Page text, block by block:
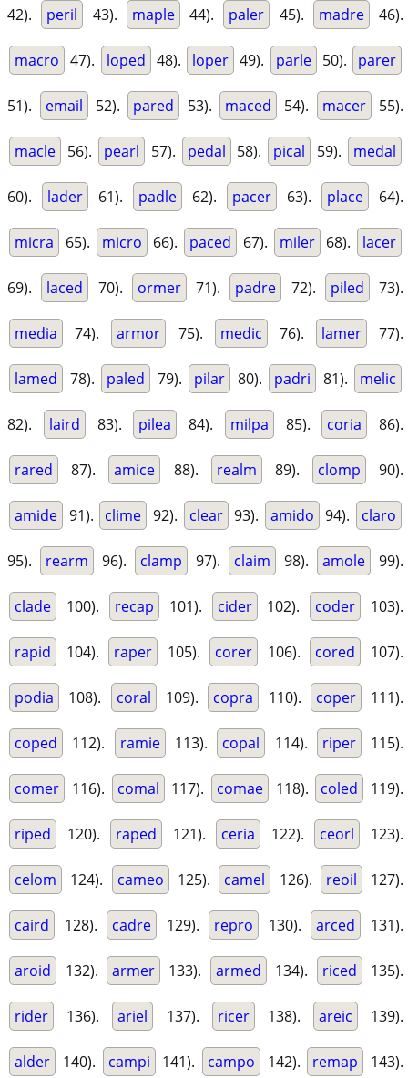
42). peril 43). maple 44). paler 45). madre 46).
macro 47). loped 48). loper 49). parle 50). parer
51). email 52). pared 53). maced 54). macer 55).
macle 56). pearl 57). pedal 58). pical 59). medal
60). lader 61). padle 62). pacer 63). place 64).
micra 65). micro 66). paced 67). miler 68). lacer
69). laced 70). ormer 71). padre 72). piled 73).
media 74). armor 75). medic 76). lamer 77).
lamed 78). paled 79). pilar 80). padri 81). melic
82). laird 83). pilea 84). milpa 85). coria 86).
rared 87). amice 88). realm 89). clomp 90).
amide 91). clime 92). clear 93). amido 94). claro
95). rearm 96). clamp 97). claim 98). amole 99).
clade 100). recap 101). cider 102). coder 103).
rapid 104). raper 105). corer 106). cored 107).
podia 108). coral 109). copra 110). coper 111).
coped 112). ramie 113). copal 114). riper 115).
comer 116). comal 117). comae 118). coled 119).
riped 120). raped 121). ceria 122). ceorl 123).
celom 124). cameo 125). camel 126). reoil 127).
caird 128). cadre 129). repro 130). arced 131).
aroid 132). armer 133). armed 134). riced 135).
rider 136). ariel 137). ricer 138). areic 139).
alder 140). campi 141). campo 142). remap 143).